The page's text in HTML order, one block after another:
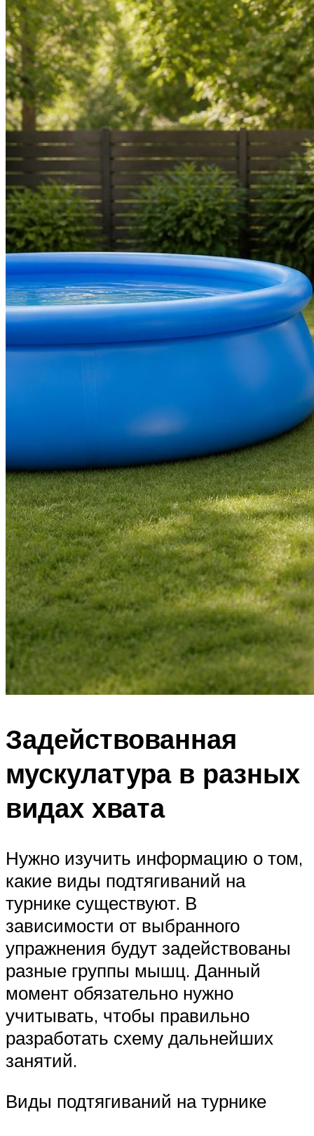
Задействованная
мускулатура в разных
видах хвата
Нужно изучить информацию о том,
какие виды подтягиваний на
турнике существуют. В
зависимости от выбранного
упражнения будут задействованы
разные группы мышц. Данный
момент обязательно нужно
учитывать, чтобы правильно
разработать схему дальнейших
занятий.
Виды подтягиваний на турнике